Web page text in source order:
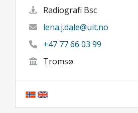
Radiografi Bsc
lena.j.dale@uit.no
+47 77 66 03 99
Tromsø